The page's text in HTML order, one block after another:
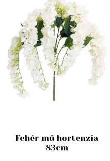
Fehér mű hortenzia
83cm